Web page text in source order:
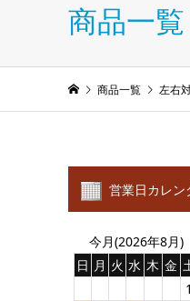
商品一覧
商品一覧 左右
営業日カレン
今月(2026年8月)
日 月 火 水 木 金
1